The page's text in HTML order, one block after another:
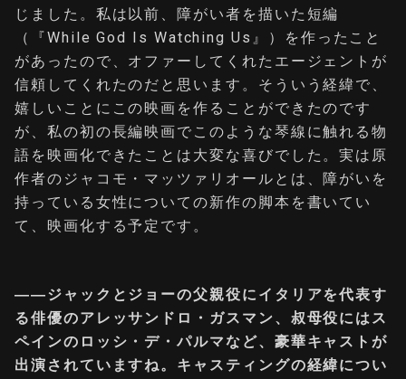
じました。私は以前、障がい者を描いた短編
（『While God Is Watching Us』）を作ったこと
があったので、オファーしてくれたエージェントが
信頼してくれたのだと思います。そういう経緯で、
嬉しいことにこの映画を作ることができたのです
が、私の初の長編映画でこのような琴線に触れる物
語を映画化できたことは大変な喜びでした。実は原
作者のジャコモ・マッツァリオールとは、障がいを
持っている女性についての新作の脚本を書いてい
て、映画化する予定です。
――ジャックとジョーの父親役にイタリアを代表す
る俳優のアレッサンドロ・ガスマン、叔母役にはス
ペインのロッシ・デ・パルマなど、豪華キャストが
出演されていますね。キャスティングの経緯につい